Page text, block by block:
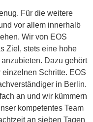
Für die weitere
vor allem innerhalb
Wir von EOS
Ziel, stets eine hohe
Dazu gehört
Schritte. EOS
in Berlin.
an und wir kümmern
kompetentes Team
an sieben Tagen